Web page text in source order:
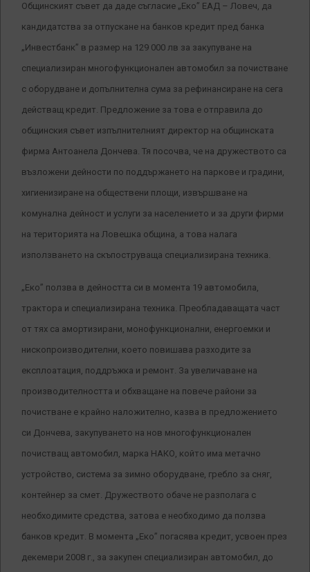
Общинският съвет да даде съгласие „Еко” ЕАД – Ловеч, да
кандидатства за отпускане на банков кредит пред банка
„Инвестбанк” в размер на 129 000 лв за закупуване на
специализиран многофункционален автомобил за почистване
с оборудване и допълнителна сума за рефинансиране на сега
действащ кредит. Предложение за това е отправила до
общинския съвет изпълнителният директор на общинската
фирма Антоанела Дончева. Тя посочва, че на дружеството са
възложени дейности по поддържането на паркове и градини,
хигиенизиране на обществени площи, извършване на
комунална дейност и услуги за населението и за други фирми
на територията на Ловешка община, а това налага
използването на скъпоструваща специализирана техника.
„Еко” ползва в дейността си в момента 19 автомобила,
трактора и специализирана техника. Преобладаващата част
от тях са амортизирани, монофункционални, енергоемки и
нископроизводителни, което повишава разходите за
експлоатация, поддръжка и ремонт. За увеличаване на
производителността и обхващане на повече райони за
почистване е крайно наложително, казва в предложението
си Дончева, закупуването на нов многофункционален
почистващ автомобил, марка НАКО, който има метачно
устройство, система за зимно оборудване, гребло за сняг,
контейнер за смет. Дружеството обаче не разполага с
необходимите средства, затова е необходимо да ползва
банков кредит. В момента „Еко” погасява кредит, усвоен през
декември 2008 г., за закупен специализиран автомобил, до